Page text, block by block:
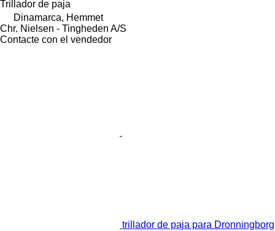
Trillador de paja
Dinamarca, Hemmet
Chr. Nielsen - Tingheden A/S
Contacte con el vendedor
trillador de paja para Dronningborg